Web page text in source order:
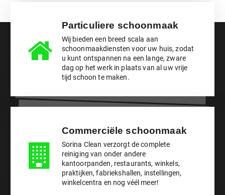
Particuliere schoonmaak
Wij bieden een breed scala aan
schoonmaakdiensten voor uw huis, zodat
u kunt ontspannen na een lange, zware
dag op het werk in plaats van al uw vrije
tijd schoon te maken.
Commerciële schoonmaak
Sorina Clean verzorgt de complete
reiniging van onder andere
kantoorpanden, restaurants, winkels,
praktijken, fabriekshallen, instellingen,
winkelcentra en nog véél meer!